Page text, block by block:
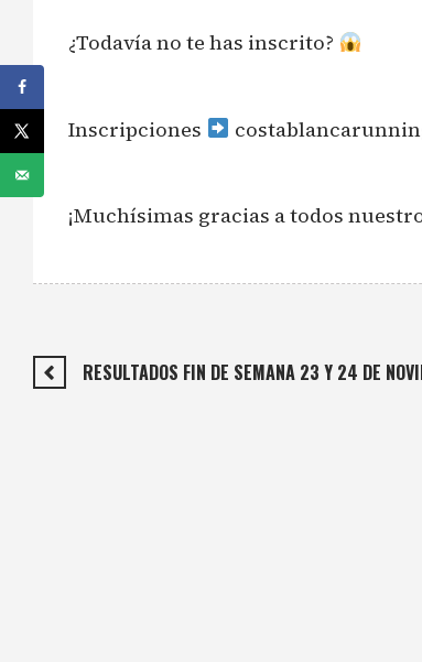
¿Todavía no te has inscrito?
Inscripciones
¡Muchísimas gracias a todos
RESULTADOS FIN DE SEMANA 23 Y 24 DE